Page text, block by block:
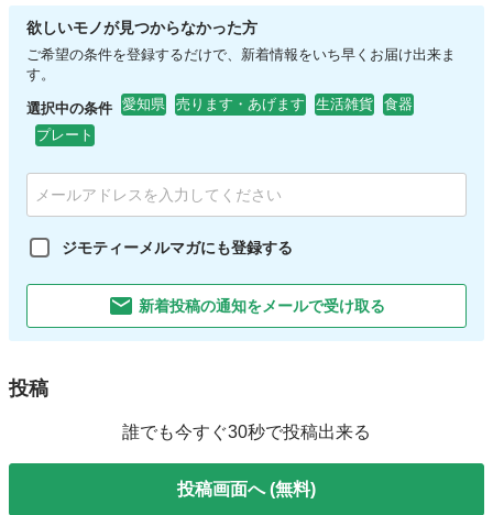
欲しいモノが見つからなかった方
ご希望の条件を登録するだけで、新着情報をいち早くお届け出来ま
す。
選択中の条件 愛知県 売ります・あげます 生活雑貨
食器
プレート
ジモティーメルマガにも登録する
新着投稿の通知をメールで受け取る
投稿
誰でも今すぐ30秒で投稿出来る
投稿画面へ (無料)